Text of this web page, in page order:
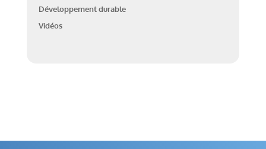
Développement durable
Vidéos